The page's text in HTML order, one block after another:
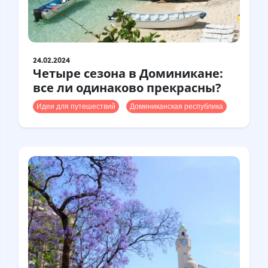
Гастротуризм
Деловой туризм
Идеи для путешествий
Лайфхаки
Маршруты и гайды
На опыте
Истории
Отдых с детьми
Тревел-новости
Цифровые кочевники
Метки
Авиакомпании
Австралия
Армения
Болгария
24.02.2024
Четыре сезона в Доминикане:
все ли одинаково прекрасны?
Идеи для путешествий Доминиканская республика